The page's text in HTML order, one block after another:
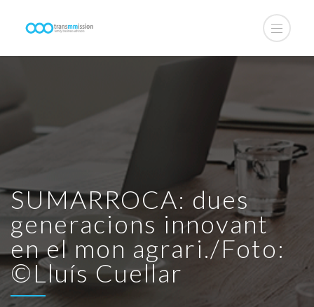
SUMARROCA: dues
generacions innovant
en el mon agrari./Foto:
©Lluís Cuellar